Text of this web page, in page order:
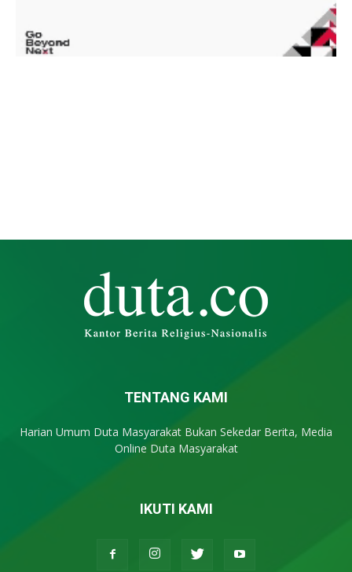
TENTANG KAMI
Harian Umum Duta Masyarakat Bukan Sekedar Berita, Media
Online Duta Masyarakat
IKUTI KAMI